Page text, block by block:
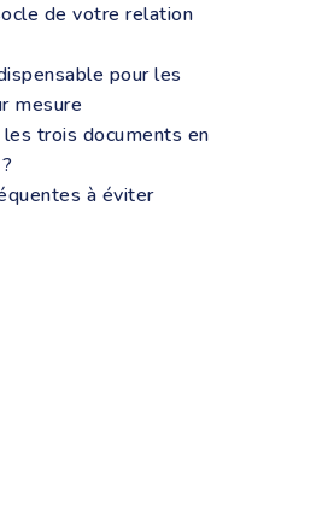
de votre relation
pour les
mesure
trois documents en
à éviter